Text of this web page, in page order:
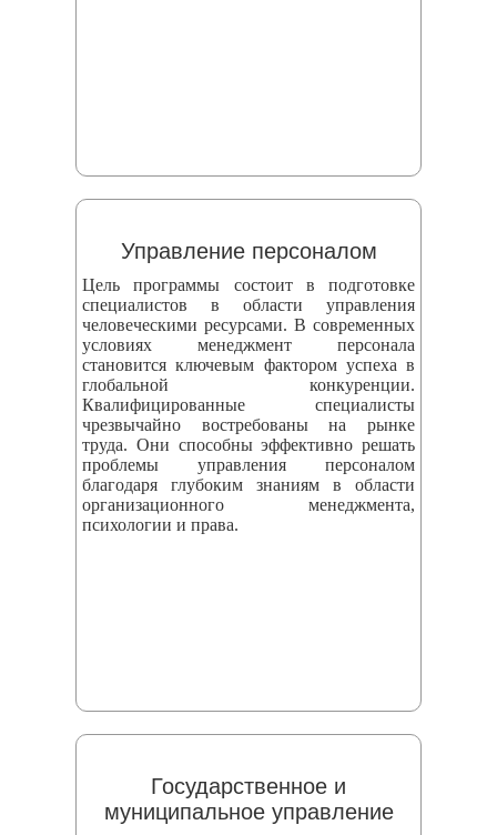
Управление персоналом
Цель программы состоит в подготовке
специалистов в области управления
человеческими ресурсами. В современных
условиях менеджмент персонала
становится ключевым фактором успеха в
глобальной конкуренции.
Квалифицированные специалисты
чрезвычайно востребованы на рынке
труда. Они способны эффективно решать
проблемы управления персоналом
благодаря глубоким знаниям в области
организационного менеджмента,
психологии и права.
Государственное и
муниципальное управление